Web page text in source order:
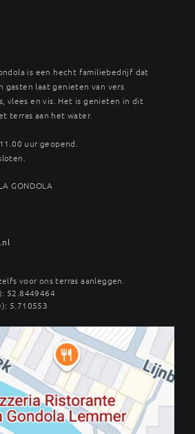
is een hecht familiebedrijf dat
gasten laat genieten van vers
vlees en vis. Het is genieten in dit
terras aan het water.
uur geopend.
GONDOLA
voor ons terras aanleggen.
52.8449464
5.710553